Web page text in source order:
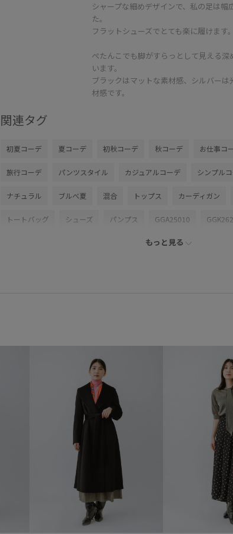
シャープな細めデザインで、私の足は幅
た。
フラットシューズでとても楽に履けます。
ぺたんこでも脚がすらっとして見える深
います。
ブラックはマットな素材感、シルバー
材感です。
関連タグ
初夏コーデ 夏コーデ 初秋コーデ 秋コーデ お仕事コ
旅行コーデ パンツスタイル カジュアルコーデ シンプル
ナチュラル ブルべ夏 混合 トップス カーディガン
トートバッグ シューズ パンプス GGA25010
25SS40 26SS_ROPÉ
きれいめ
ウール オンにもオフにも
カットソー カラーニット カーブライン
サイズ調整 サブバッグ シワになり
スキニーシルエット スッキリ
ストレッチ性 ストレートパンツ セ
タック デ
ドライタッチ ハイウエス
もっと見る